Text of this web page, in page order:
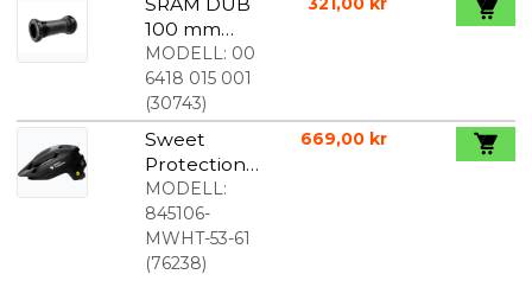
100 mm
BSA
Kranklager
MODELL: 00
6418 015 001
(30743)
Sweet
Protection
Ripper
MIPS
sykkelhjelm
Matte Black
MODELL:
845106-
MWHT-53-61
(76238)
669,00 kr